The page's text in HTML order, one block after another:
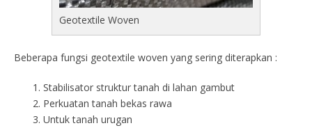
Geotextile Woven
Beberapa fungsi geotextile woven yang sering diterapkan :
Stabilisator struktur tanah di lahan gambut
Perkuatan tanah bekas rawa
Untuk tanah urugan